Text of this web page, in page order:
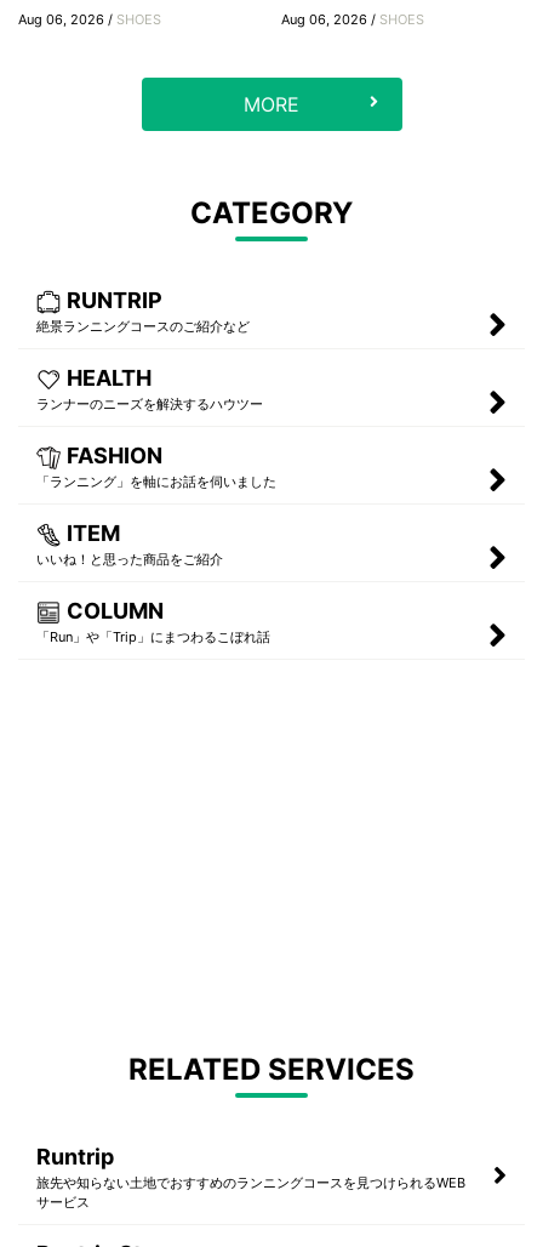
Aug 06, 2026 / SHOES Aug 06, 2026 / SHOES
MORE
CATEGORY
RUNTRIP
絶景ランニングコースのご紹介など
HEALTH
ランナーのニーズを解決するハウツー
FASHION
「ランニング」を軸にお話を伺いました
ITEM
いいね！と思った商品をご紹介
COLUMN
「Run」や「Trip」にまつわるこぼれ話
RELATED SERVICES
Runtrip
旅先や知らない土地でおすすめのランニングコースを見つけられるWEB
サービス